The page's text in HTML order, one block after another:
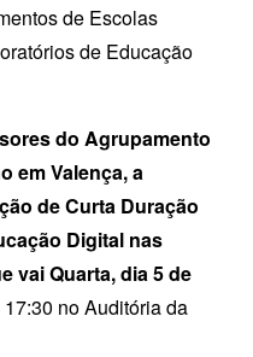
de Escolas
de Educação
do Agrupamento
em Valença, a
de Curta Duração
Digital nas
vai Quarta, dia 5 de
17:30 no Auditória da